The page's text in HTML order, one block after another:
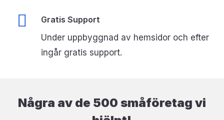
Gratis Support
Under uppbyggnad av hemsidor och efter
ingår gratis support.
Några av de 500 småföretag vi